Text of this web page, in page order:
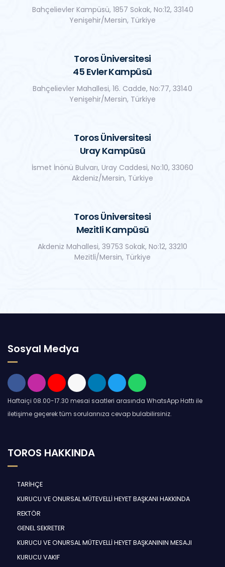
Bahçelievler Kampüsü, 1857 Sokak, No:12, 33140
Yenişehir/Mersin, Türkiye
Toros Üniversitesi
45 Evler Kampüsü
Bahçelievler Mahallesi, 16. Cadde, No:77, 33140
Yenişehir/Mersin, Türkiye
Toros Üniversitesi
Uray Kampüsü
İsmet İnönü Bulvarı, Uray Caddesi, No:10, 33060
Akdeniz/Mersin, Türkiye
Toros Üniversitesi
Mezitli Kampüsü
Akdeniz Mahallesi, 39753 Sokak, No:12, 33210
Mezitli/Mersin, Türkiye
Sosyal Medya
Haftaiçi 08.00-17.30 mesai saatleri arasında WhatsApp Hattı ile
iletişime geçerek tüm sorularınıza cevap bulabilirsiniz.
TOROS HAKKINDA
TARİHÇE
KURUCU VE ONURSAL MÜTEVELLİ HEYET BAŞKANI HAKKINDA
REKTÖR
GENEL SEKRETER
KURUCU VE ONURSAL MÜTEVELLİ HEYET BAŞKANININ MESAJI
KURUCU VAKIF